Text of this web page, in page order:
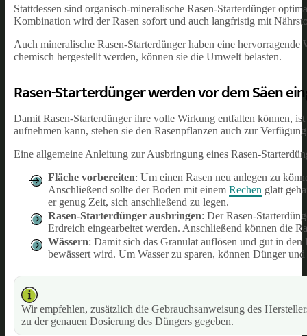
Stattdessen sind organisch-mineralische Rasen-Starterdünger
Kombination wird der Rasen sofort und auch langfristig mit
Auch mineralische Rasen-Starterdünger haben eine
chemisch hergestellt werden, können sie die Umwelt belasten.
Rasen-Starterdünger werden vor dem Säen
Damit Rasen-Starterdünger ihre volle Wirkung entfalten können,
aufnehmen kann, stehen sie den Rasenpflanzen auch zur
Eine allgemeine Anleitung zur Ausbringung eines Rasen-
Fläche vorbereiten: Um einen Rasen neu anlegen zu
Anschließend sollte der Boden mit einem Rechen glatt
er genug Zeit, sich anschließend zu legen.
Rasen-Starterdünger ausbringen: Der Rasen-
Erdreich eingearbeitet werden. Anschließend können die
Wässern: Damit sich das Granulat auflösen und gut in
bewässert wird. Um Wasser zu sparen, können Dünger
Wir empfehlen, zusätzlich die Gebrauchsanweisung des
zu der genauen Dosierung des Düngers gegeben.